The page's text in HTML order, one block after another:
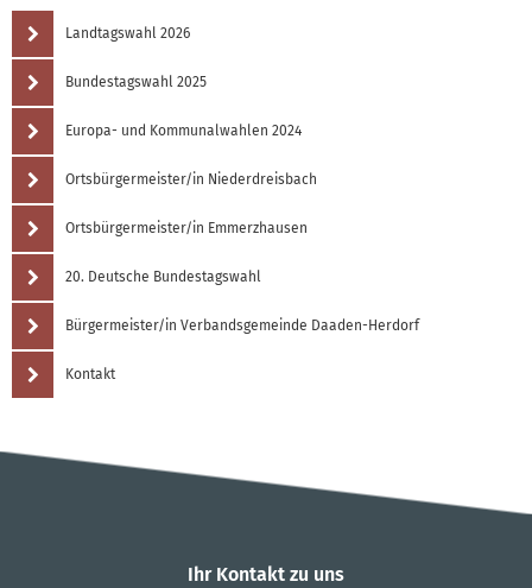
Landtagswahl 2026
Bundestagswahl 2025
Europa- und Kommunalwahlen 2024
Ortsbürgermeister/in Niederdreisbach
Ortsbürgermeister/in Emmerzhausen
20. Deutsche Bundestagswahl
Bürgermeister/in Verbandsgemeinde Daaden-Herdorf
Kontakt
Ihr Kontakt zu uns